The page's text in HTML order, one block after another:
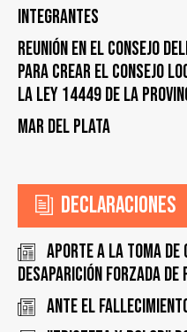
Integrantes
Reunión en el Consejo
para crear el Consejo
la ley 14449 de la
Mar del Plata
Declaraciones
Aporte a la toma de
desaparición forzada de
ANTE EL